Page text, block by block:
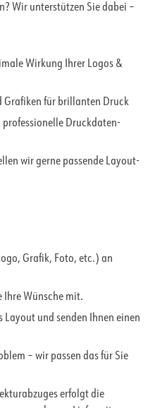
Wir unterstützen Sie dabei –
Wirkung Ihrer Logos &
Grafiken für brillanten Druck
professionelle Druckdaten-
wir gerne passende Layout-
Grafik, Foto, etc.) an
Ihre Wünsche mit.
und senden Ihnen einen
– wir passen das für Sie
erfolgt die